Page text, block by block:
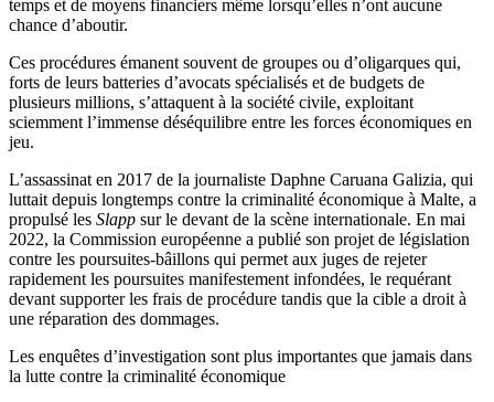
temps et de moyens financiers même lorsqu’elles n’ont aucune
chance d’aboutir.
Ces procédures émanent souvent de groupes ou d’oligarques qui,
forts de leurs batteries d’avocats spécialisés et de budgets de
plusieurs millions, s’attaquent à la société civile, exploitant
sciemment l’immense déséquilibre entre les forces économiques en
jeu.
L’assassinat en 2017 de la journaliste Daphne Caruana Galizia, qui
luttait depuis longtemps contre la criminalité économique à Malte, a
propulsé les Slapp sur le devant de la scène internationale. En mai
2022, la Commission européenne a publié son projet de législation
contre les poursuites-bâillons qui permet aux juges de rejeter
rapidement les poursuites manifestement infondées, le requérant
devant supporter les frais de procédure tandis que la cible a droit à
une réparation des dommages.
Les enquêtes d’investigation sont plus importantes que jamais dans
la lutte contre la criminalité économique